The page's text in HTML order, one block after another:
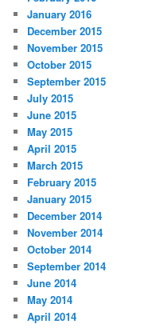
January 2016
December 2015
November 2015
October 2015
September 2015
July 2015
June 2015
May 2015
April 2015
March 2015
February 2015
January 2015
December 2014
November 2014
October 2014
September 2014
June 2014
May 2014
April 2014